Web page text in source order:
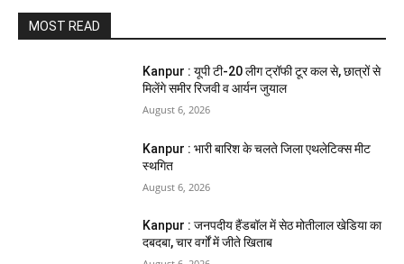
MOST READ
Kanpur : यूपी टी-20 लीग ट्रॉफी टूर कल से, छात्रों से
मिलेंगे समीर रिजवी व आर्यन जुयाल
August 6, 2026
Kanpur : भारी बारिश के चलते जिला एथलेटिक्स मीट
स्थगित
August 6, 2026
Kanpur : जनपदीय हैंडबॉल में सेठ मोतीलाल खेडिया का
दबदबा, चार वर्गों में जीते खिताब